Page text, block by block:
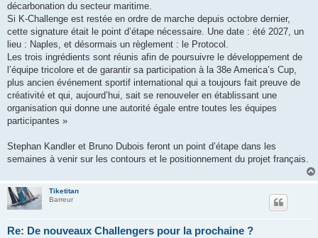
décarbonation du secteur maritime.
Si K-Challenge est restée en ordre de marche depuis octobre dernier,
cette signature était le point d’étape nécessaire. Une date : été 2027, un
lieu : Naples, et désormais un règlement : le Protocol.
Les trois ingrédients sont réunis afin de poursuivre le développement de
l’équipe tricolore et de garantir sa participation à la 38e America’s Cup,
plus ancien événement sportif international qui a toujours fait preuve de
créativité et qui, aujourd’hui, sait se renouveler en établissant une
organisation qui donne une autorité égale entre toutes les équipes
participantes »
Stephan Kandler et Bruno Dubois feront un point d’étape dans les
semaines à venir sur les contours et le positionnement du projet français.
Tiketitan
Barreur
Re: De nouveaux Challengers pour la prochaine ?